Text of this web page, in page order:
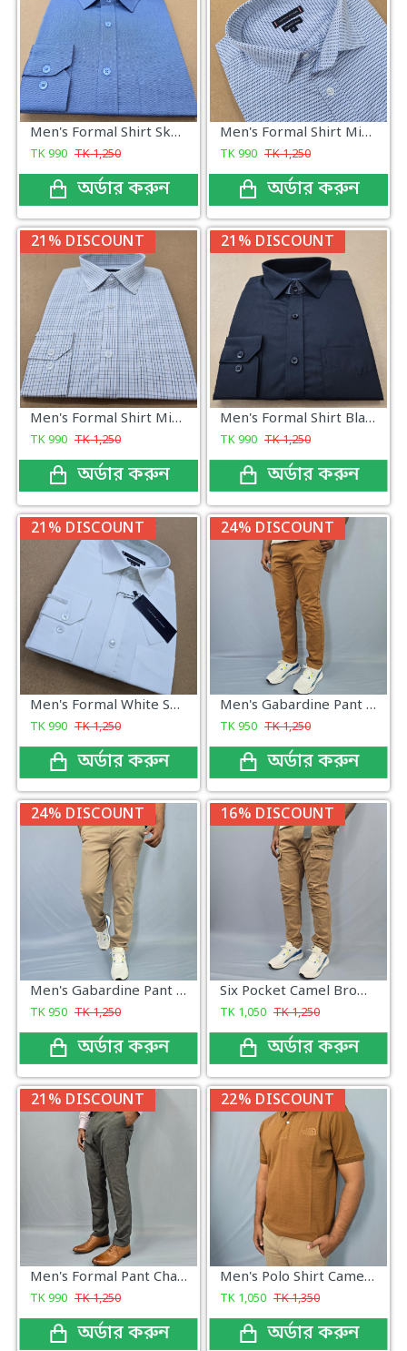
Men's Formal Shirt Sky Color
TK990 TK1,250
অর্ডার করুন
Men's Formal Shirt Micro Dobby
TK990 TK1,250
অর্ডার করুন
21% DISCOUNT
Men's Formal Shirt Micro Check
TK990 TK1,250
অর্ডার করুন
21% DISCOUNT
Men's Formal Shirt Black
TK990 TK1,250
অর্ডার করুন
21% DISCOUNT
Men's Formal White Shirt
TK990 TK1,250
অর্ডার করুন
24% DISCOUNT
Men's Gabardine Pant Camel Brown
TK950 TK1,250
অর্ডার করুন
24% DISCOUNT
Men's Gabardine Pant Cream Color
TK950 TK1,250
অর্ডার করুন
16% DISCOUNT
Six Pocket Camel Brown Color
TK 1,050 TK1,250
অর্ডার করুন
21% DISCOUNT
Men's Formal Pant Charcoal Gray
TK990 TK1,250
অর্ডার করুন
22% DISCOUNT
Men's Polo Shirt Camel Brown
TK 1,050 TK1,350
অর্ডার করুন